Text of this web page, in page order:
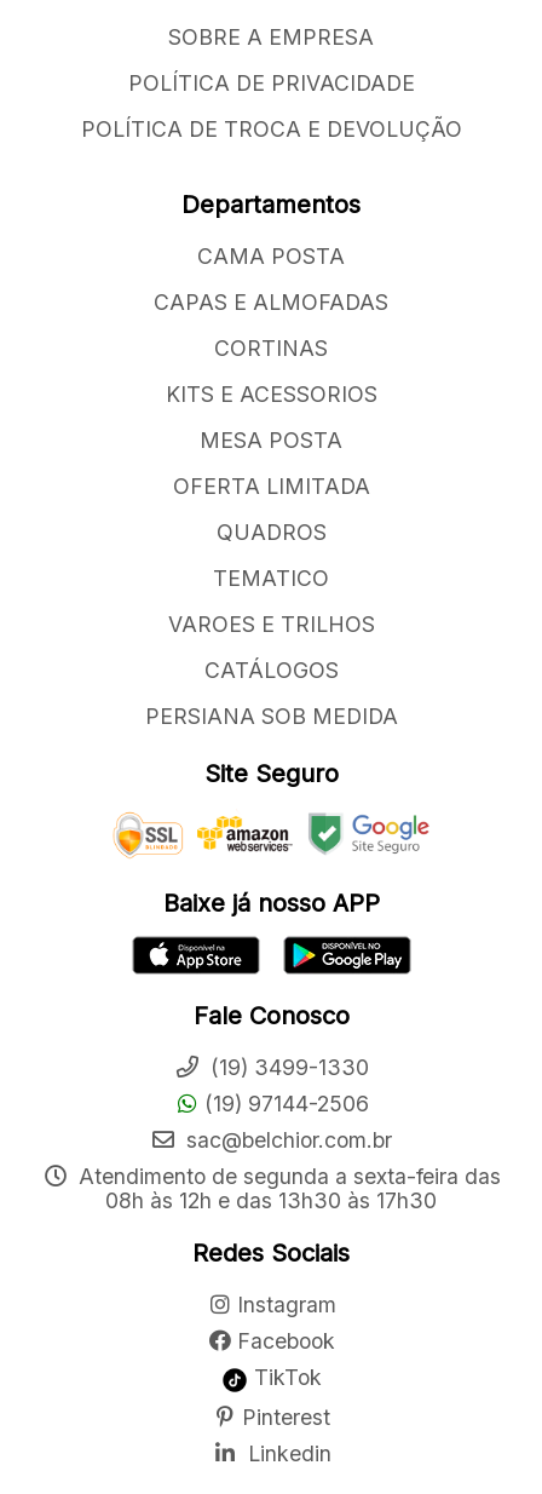
SOBRE A EMPRESA
POLÍTICA DE PRIVACIDADE
POLÍTICA DE TROCA E DEVOLUÇÃO
Departamentos
CAMA POSTA
CAPAS E ALMOFADAS
CORTINAS
KITS E ACESSORIOS
MESA POSTA
OFERTA LIMITADA
QUADROS
TEMATICO
VAROES E TRILHOS
CATÁLOGOS
PERSIANA SOB MEDIDA
Site Seguro
Baixe já nosso APP
Fale Conosco
(19) 3499-1330
(19) 97144-2506
sac@belchior.com.br
Atendimento de segunda a sexta-feira das
08h às 12h e das 13h30 às 17h30
Redes Sociais
Instagram
Facebook
TikTok
Pinterest
Linkedin